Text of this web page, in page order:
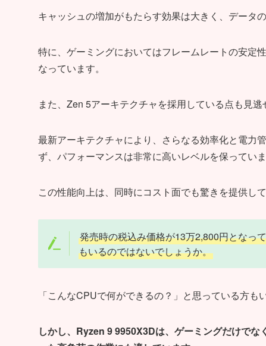
キャッシュの増加がもたらす効果は大きく、データ
特に、ゲーミングにおいてはフレームレートの安定
なっています。
また、Zen 5アーキテクチャを採用している点も見逃
最新アーキテクチャにより、さらなる効率化と電力
ず、パフォーマンスは非常に高いレベルを保っていま
この性能向上は、同時にコスト面でも驚きを提供して
発売時の税込み価格が13万2,800円となっ
もいるのではないでしょうか。
「こんなCPUで何ができるの？」と思っている方も
しかし、Ryzen 9 9950X3Dは、ゲーミングだけで